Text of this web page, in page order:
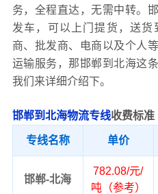
务，全程直达，无需中转。
发车，可以上门提货，送
商、批发商、电商以及个人
运输服务，那邯郸到北海这
我们来详细介绍下。
邯郸到北海物流专线收费标准
专线名称 单价
邯郸-北海
782.08/元/
吨（参考）